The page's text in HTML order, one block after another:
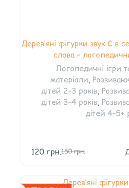
Дерев’яні фігурки звук С в
слова –
Логопедичні ігри
матеріали,
дітей 2–3 років,
дітей 3–4 років,
дітей 4–5+
150грн.
120 грн.